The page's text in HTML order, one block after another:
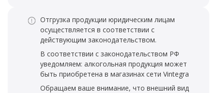
Отгрузка продукции юридическим лицам
осуществляется в соответствии с
действующим законодательством.
В соответствии с законодательством РФ
уведомляем: алкогольная продукция может
быть приобретена в магазинах сети Vintegra
Обращаем ваше внимание, что внешний вид